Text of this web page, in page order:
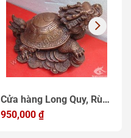
Cửa hàng Long Quy, Rùa
đầu rồng phong thủy
950,000 ₫